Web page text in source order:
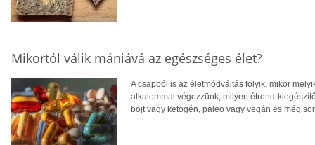
Mikortól válik mániává az egészséges élet?
A csapból is az életmódváltás folyik, mikor
alkalommal végezzünk, milyen étrend-
böjt vagy ketogén, paleo vagy vegán és még